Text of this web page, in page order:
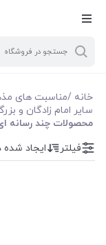
خانه /مناسبت های
سایر امام زادگان و
محصولات چند رسانه
فیلترها
موجودی
نمایش همه
فیلتر ایجاد شده